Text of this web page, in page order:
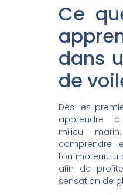
Ce
dans
de
Dès les
apprendre
milieu
comprendre
ton moteur, tu
afin de
sensation de